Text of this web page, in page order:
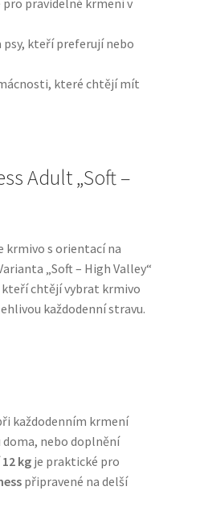
psy, kteří preferují nebo
které chtějí mít
Adult „Soft –
krmivo s orientací na
„Soft – High Valley“
chtějí vybrat krmivo
každodenní stravu.
každodenním krmení
nebo doplnění
12 kgje praktické pro
připravené na delší